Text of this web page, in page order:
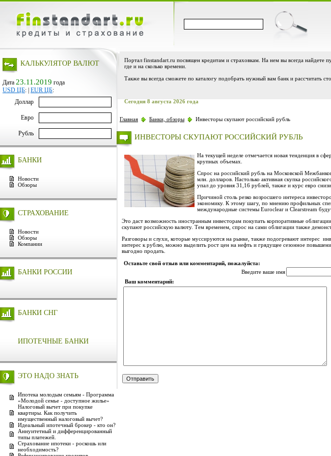
КАЛЬКУЛЯТОР ВАЛЮТ
Дата 23.11.2019 года
USD ЦБ: EUR ЦБ:
Доллар
Евро
Рубль
БАНКИ
Новости
Обзоры
СТРАХОВАНИЕ
Новости
Обзоры
Компании
БАНКИ РОССИИ
БАНКИ СНГ
ИПОТЕЧНЫЕ БАНКИ
ЭТО НАДО ЗНАТЬ
Ипотека молодым семьям - Программа
«Молодой семье - доступное жилье»
Налоговый вычет при покупке
квартиры. Как получить
имущественный налоговый вычет?
Идеальный ипотечный брокер - кто он?
Аннуитетный и дифференцированный
типы платежей.
Страхование ипотеки - роскошь или
необходимость?
Портал finstandart.ru посвящен кредитам и страховкам. На нем вы всегда найдете
где и на сколько времени.
Также вы всегда сможете по каталогу подобрать нужный вам банк и рассчитать
Сегодня 8 августа 2026 года
Главная Банки, обзоры Инвесторы скупают российский рубль
ИНВЕСТОРЫ СКУПАЮТ РОССИЙСКИЙ РУБЛЬ
На текущей неделе отмечается новая тенденция в
крупных объемах.
Спрос на российский рубль на Московской
млн. долларов. Настолько активная скупка
упал до уровня 31,16 рублей, также и курс евро
Причиной столь резко возросшего интереса
экономику. К этому шагу, по мнению профильных
международные системы Euroclear и Clearstream
Это даст возможность иностранным инвесторам покупать корпоративные
скупают российскую валюту. Тем временем, спрос на сами облигации также
Разговоры и слухи, которые муссируются на рынке, также подогревают интерес
интерес к рублю, можно выделить рост цен на нефть и грядущее сезонное
выгодно продать.
Оставьте свой отзыв или комментарий, пожалуйста:
Введите ваше имя
Ваш комментарий: